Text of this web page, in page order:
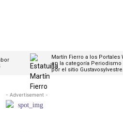
Martín Fierro a los Portales
en la categoría Periodismo
por el sitio
- Advertisement -